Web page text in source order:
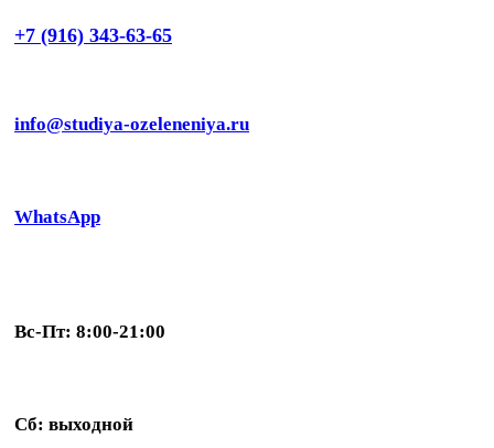
+7 (916) 343-63-65
info@studiya-ozeleneniya.ru
WhatsApp
Вс-Пт: 8:00-21:00
Сб: выходной